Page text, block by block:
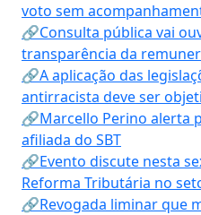
voto sem
🔗Consulta pública vai
transparência da
🔗A aplicação das
antirracista deve ser
🔗Marcello Perino alerta
afiliada do SBT
🔗Evento discute nesta
Reforma Tributária no
🔗Revogada liminar que